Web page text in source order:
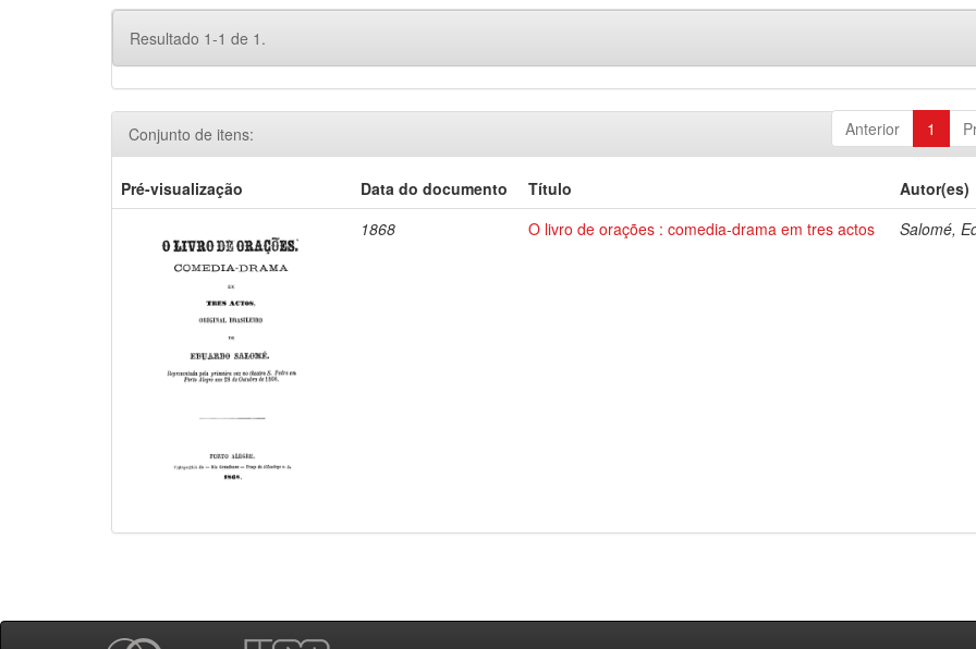
Resultado 1-1 de 1.
Anterior 1
Conjunto de itens:
Pré-visualização Data do documento Título
Autor(es)
1868
O livro de orações : comedia-drama em tres actos Salomé,